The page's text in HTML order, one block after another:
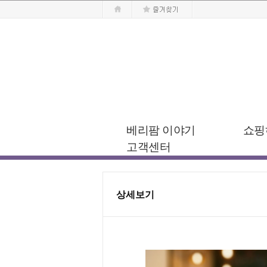
베리팜 이야기
쇼
고객센터
상세보기